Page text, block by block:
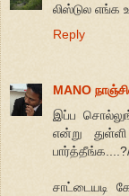
லிஸ்டுல எங்க
Reply
MANO
இப்ப
என்று
சாட்டையடி